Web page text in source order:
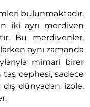
bulunmaktadır.
iki ayrı merdiven
Bu merdivenler,
aynı zamanda
mimari birer
taş cephesi, sadece
dış dünyadan izole,